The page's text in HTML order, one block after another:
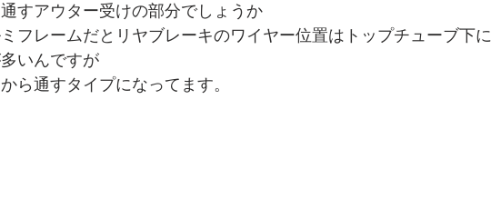
すアウター受けの部分でしょうか
フレームだとリヤブレーキのワイヤー位置はトップチューブ下に
いんですが
ら通すタイプになってます。